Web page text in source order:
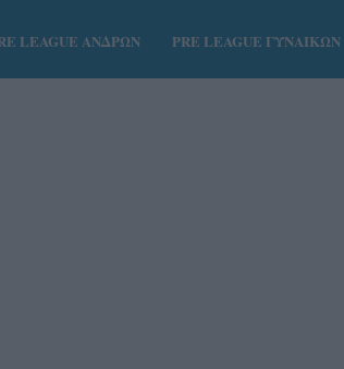
LEAGUE ΑΝΔΡΩΝ PRE LEAGUE ΓΥΝΑΙΚΩΝ